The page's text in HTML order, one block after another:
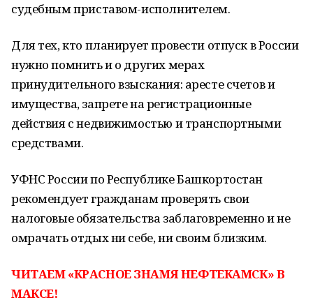
судебным приставом-исполнителем.
Для тех, кто планирует провести отпуск в России
нужно помнить и о других мерах
принудительного взыскания: аресте счетов и
имущества, запрете на регистрационные
действия с недвижимостью и транспортными
средствами.
УФНС России по Республике Башкортостан
рекомендует гражданам проверять свои
налоговые обязательства заблаговременно и не
омрачать отдых ни себе, ни своим близким.
ЧИТАЕМ «КРАСНОЕ ЗНАМЯ НЕФТЕКАМСК» В
МАКСЕ!